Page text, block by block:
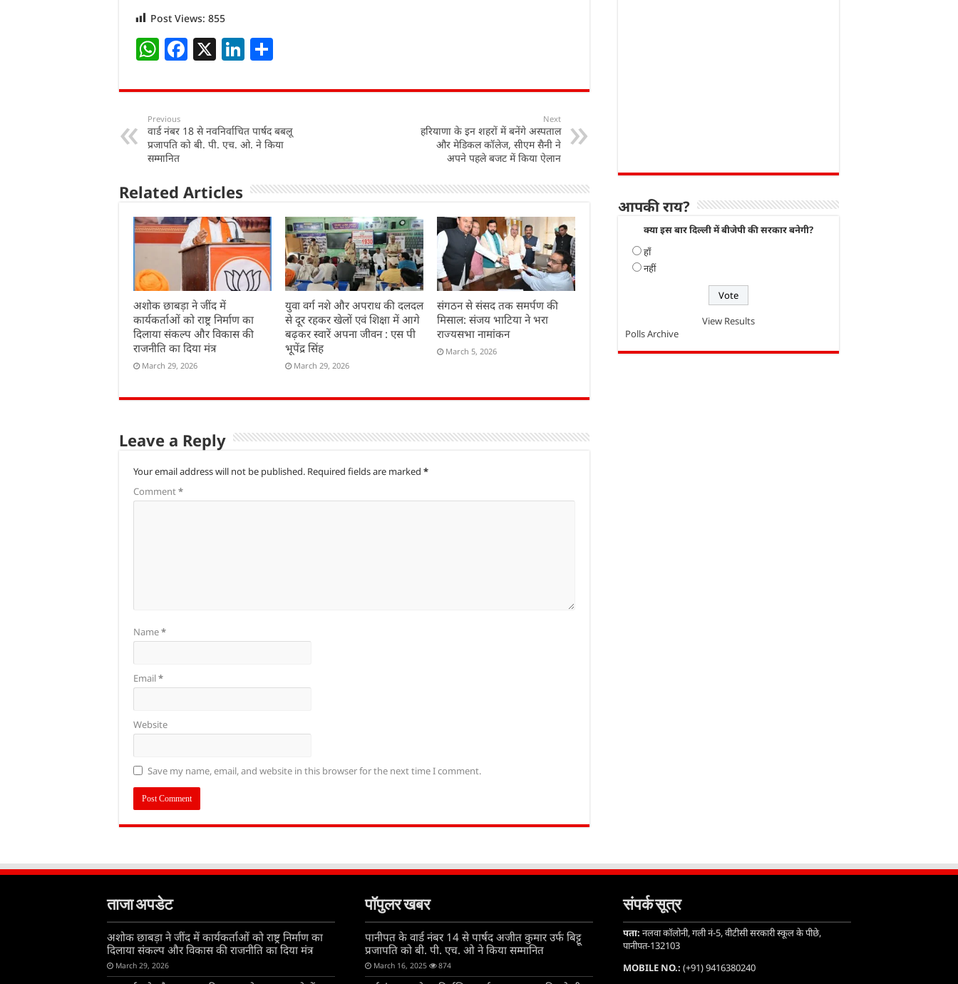
Post Views: 855
W
at
s
A
p
p
F
c
e
b
o
k
X Li
k
dI
ar
Previous
वार्ड नंबर 18 से नवनिर्वाचित पार्षद बबलू
प्रजापति को बी. पी. एच. ओ. ने किया
सम्मानित
Next
हरियाणा के इन शहरों में बनेंगे अस्पताल
और मेडिकल कॉलेज, सीएम सैनी ने
अपने पहले बजट में किया ऐलान
Related Articles
अशोक छाबड़ा ने जींद में
कार्यकर्ताओं को राष्ट्र निर्माण का
दिलाया संकल्प और विकास की
राजनीति का दिया मंत्र
March 29, 2026
युवा वर्ग नशे और अपराध की दलदल
से दूर रहकर खेलों एवं शिक्षा में आगे
बढ़कर स्वारें अपना जीवन : एस पी
भूपेंद्र सिंह
March 29, 2026
संगठन से संसद तक समर्पण की
मिसाल: संजय भाटिया ने भरा
राज्यसभा नामांकन
March 5, 2026
Leave a Reply
Your email address will not be published. Required fields are marked *
Comment*
Name*
Email*
Website
Save my name, email, and website in this browser for the next time I comment.
आपकी राय?
क्या इस बार दिल्ली में बीजेपी की सरकार बनेगी?
हाँ
नहीं
View Results
Polls Archive
ताजा अपडेट
अशोक छाबड़ा ने जींद में कार्यकर्ताओं को राष्ट्र निर्माण का
दिलाया संकल्प और विकास की राजनीति का दिया मंत्र
March 29, 2026
पॉपुलर खबर
पानीपत के वार्ड नंबर 14 से पार्षद अजीत कुमार उर्फ बिट्टू
प्रजापति को बी. पी. एच. ओ ने किया सम्मानित
March 16, 2025 874
संपर्क सूत्र
पता: नलवा कॉलोनी, गली नं-5, वीटीसी सरकारी स्कूल के पीछे,
पानीपत-132103
MOBILE NO.: (+91) 9416380240